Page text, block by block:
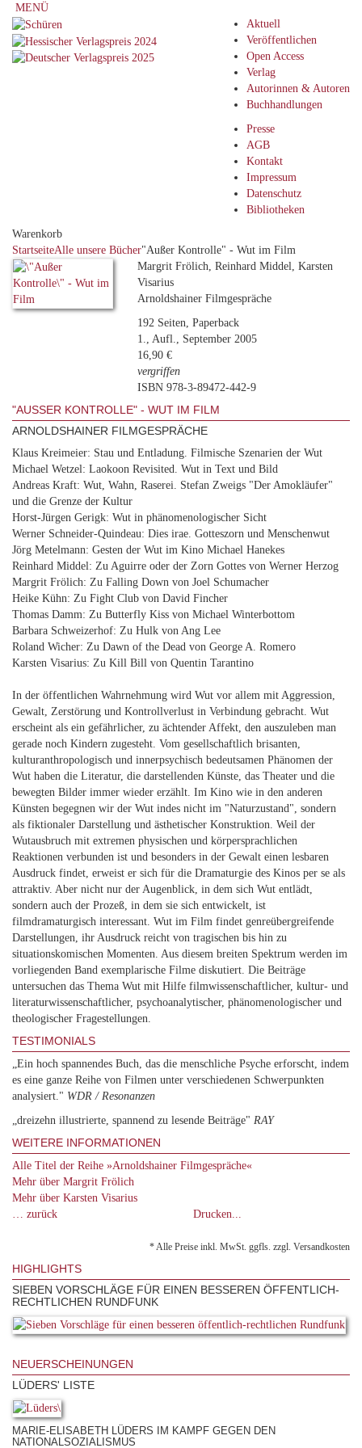
MENÜ
Aktuell
Veröffentlichen
Open Access
Verlag
Autorinnen & Autoren
Buchhandlungen
Presse
AGB
Kontakt
Impressum
Datenschutz
Bibliotheken
Warenkorb
StartseiteAlle unsere Bücher"Außer Kontrolle" - Wut im Film
Margrit Frölich, Reinhard Middel, Karsten
Visarius
Arnoldshainer Filmgespräche
192 Seiten, Paperback
1., Aufl., September 2005
16,90 €
vergriffen
ISBN 978-3-89472-442-9
"AUSSER KONTROLLE" - WUT IM FILM
ARNOLDSHAINER FILMGESPRÄCHE
Klaus Kreimeier: Stau und Entladung. Filmische Szenarien der Wut
Michael Wetzel: Laokoon Revisited. Wut in Text und Bild
Andreas Kraft: Wut, Wahn, Raserei. Stefan Zweigs "Der Amokläufer"
und die Grenze der Kultur
Horst-Jürgen Gerigk: Wut in phänomenologischer Sicht
Werner Schneider-Quindeau: Dies irae. Gotteszorn und Menschenwut
Jörg Metelmann: Gesten der Wut im Kino Michael Hanekes
Reinhard Middel: Zu Aguirre oder der Zorn Gottes von Werner Herzog
Margrit Frölich: Zu Falling Down von Joel Schumacher
Heike Kühn: Zu Fight Club von David Fincher
Thomas Damm: Zu Butterfly Kiss von Michael Winterbottom
Barbara Schweizerhof: Zu Hulk von Ang Lee
Roland Wicher: Zu Dawn of the Dead von George A. Romero
Karsten Visarius: Zu Kill Bill von Quentin Tarantino
In der öffentlichen Wahrnehmung wird Wut vor allem mit Aggression,
Gewalt, Zerstörung und Kontrollverlust in Verbindung gebracht. Wut
erscheint als ein gefährlicher, zu ächtender Affekt, den auszuleben man
gerade noch Kindern zugesteht. Vom gesellschaftlich brisanten,
kulturanthropologisch und innerpsychisch bedeutsamen Phänomen der
Wut haben die Literatur, die darstellenden Künste, das Theater und die
bewegten Bilder immer wieder erzählt. Im Kino wie in den anderen
Künsten begegnen wir der Wut indes nicht im "Naturzustand", sondern
als fiktionaler Darstellung und ästhetischer Konstruktion. Weil der
Wutausbruch mit extremen physischen und körpersprachlichen
Reaktionen verbunden ist und besonders in der Gewalt einen lesbaren
Ausdruck findet, erweist er sich für die Dramaturgie des Kinos per se als
attraktiv. Aber nicht nur der Augenblick, in dem sich Wut entlädt,
sondern auch der Prozeß, in dem sie sich entwickelt, ist
filmdramaturgisch interessant. Wut im Film findet genreübergreifende
Darstellungen, ihr Ausdruck reicht von tragischen bis hin zu
situationskomischen Momenten. Aus diesem breiten Spektrum werden im
vorliegenden Band exemplarische Filme diskutiert. Die Beiträge
untersuchen das Thema Wut mit Hilfe filmwissenschaftlicher, kultur- und
literaturwissenschaftlicher, psychoanalytischer, phänomenologischer und
theologischer Fragestellungen.
TESTIMONIALS
„Ein hoch spannendes Buch, das die menschliche Psyche erforscht, indem
es eine ganze Reihe von Filmen unter verschiedenen Schwerpunkten
analysiert." WDR / Resonanzen
„dreizehn illustrierte, spannend zu lesende Beiträge" RAY
WEITERE INFORMATIONEN
Alle Titel der Reihe »Arnoldshainer Filmgespräche«
Mehr über Margrit Frölich
Mehr über Karsten Visarius
… zurück
Drucken...
* Alle Preise inkl. MwSt. ggfls. zzgl. Versandkosten
HIGHLIGHTS
SIEBEN VORSCHLÄGE FÜR EINEN BESSEREN ÖFFENTLICH-
RECHTLICHEN RUNDFUNK
NEUERSCHEINUNGEN
LÜDERS' LISTE
MARIE-ELISABETH LÜDERS IM KAMPF GEGEN DEN
NATIONALSOZIALISMUS